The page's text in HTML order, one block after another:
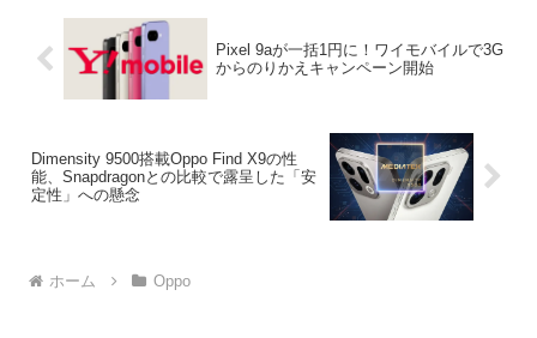
Pixel 9aが一括1円に！ワイモバイルで3G
からのりかえキャンペーン開始
Dimensity 9500搭載Oppo Find X9の性
能、Snapdragonとの比較で露呈した「安
定性」への懸念
ホーム Oppo